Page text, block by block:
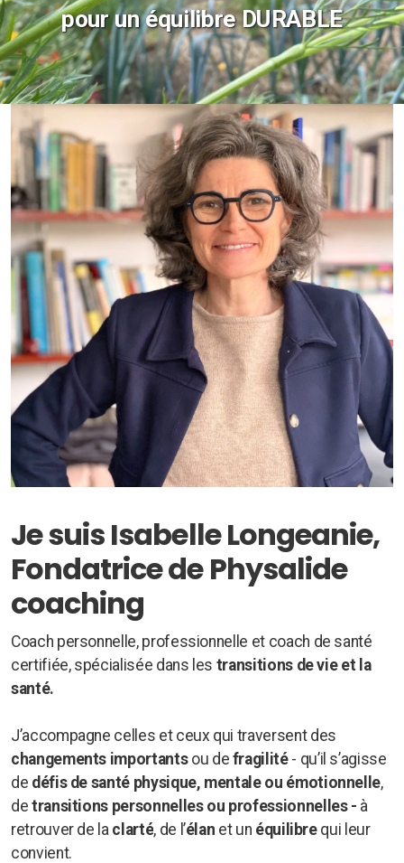
pour un équilibre DURABLE
Je suis Isabelle Longeanie,
Fondatrice de Physalide
coaching
Coach personnelle, professionnelle et coach de santé
certifiée, spécialisée dans les transitions de vie et la
santé.
J’accompagne celles et ceux qui traversent des
changements importantsou de fragilité - qu’il s’agisse
de défis de santé physique, mentale ou émotionnelle,
de transitions personnelles ou professionnelles - à
retrouver de la clarté, de l’élan et un équilibrequi leur
convient.